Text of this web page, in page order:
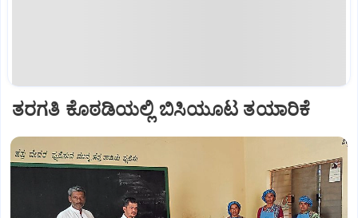
ತರಗತಿ ಕೊಠಡಿಯಲ್ಲಿ ಬಿಸಿಯೂಟ ತಯಾರಿಕೆ